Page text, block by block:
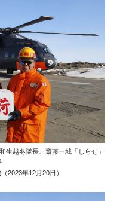
生越冬隊長、齋藤一城「しらせ」
2023年12月20日）